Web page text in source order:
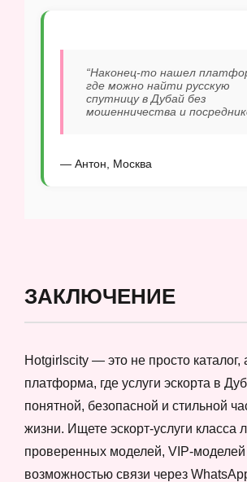
“Наконец-то нашел
где можно найти русскую
спутницу в Дубай без
мошенничества и
— Антон, Москва
ЗАКЛЮЧЕНИЕ
Hotgirlscity — это не просто каталог,
платформа, где услуги эскорта в
понятной, безопасной и стильной
жизни. Ищете эскорт-услуги класса
проверенных моделей, VIP-моделей
возможностью связи через